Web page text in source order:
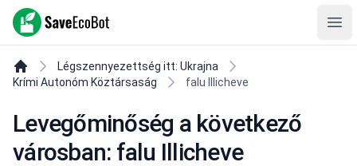
SaveEcoBot
Légszennyezettség itt: Ukrajna
Krími Autonóm Köztársaság
falu Illicheve
Levegőminőség a következő
városban: falu Illicheve